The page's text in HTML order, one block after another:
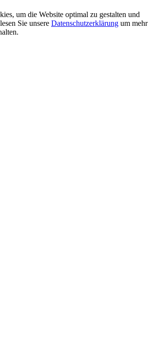
um die Website optimal zu gestalten und
Sie unsere Datenschutzerklärung um mehr